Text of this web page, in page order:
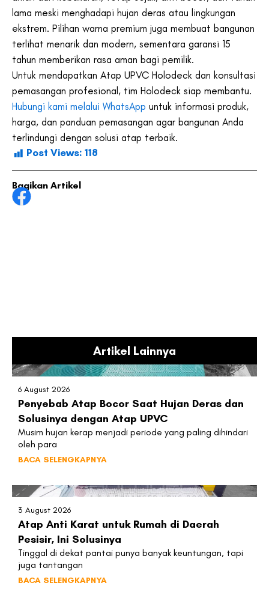
lama meski menghadapi hujan deras atau lingkungan
ekstrem. Pilihan warna premium juga membuat bangunan
terlihat menarik dan modern, sementara garansi 15
tahun memberikan rasa aman bagi pemilik.
Untuk mendapatkan Atap UPVC Holodeck dan konsultasi
pemasangan profesional, tim Holodeck siap membantu.
Hubungi kami melalui WhatsApp untuk informasi produk,
harga, dan panduan pemasangan agar bangunan Anda
terlindungi dengan solusi atap terbaik.
Post Views: 118
Bagikan Artikel
Artikel Lainnya
6 August 2026
Penyebab Atap Bocor Saat Hujan Deras dan
Solusinya dengan Atap UPVC
Musim hujan kerap menjadi periode yang paling dihindari
oleh para
BACA SELENGKAPNYA
3 August 2026
Atap Anti Karat untuk Rumah di Daerah
Pesisir, Ini Solusinya
Tinggal di dekat pantai punya banyak keuntungan, tapi
juga tantangan
BACA SELENGKAPNYA